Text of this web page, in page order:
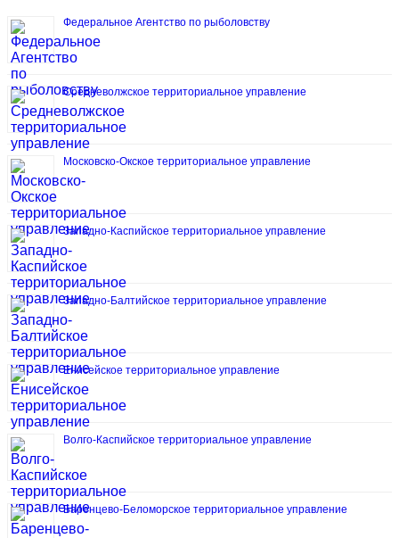
Федеральное Агентство по рыболовству
Средневолжское территориальное управление
Московско-Окское территориальное управление
Западно-Каспийское территориальное управление
Западно-Балтийское территориальное управление
Енисейское территориальное управление
Волго-Каспийское территориальное управление
Баренцево-Беломорское территориальное управление